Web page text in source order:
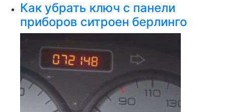
Как убрать ключ с панели
приборов ситроен берлинго